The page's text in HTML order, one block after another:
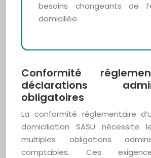
besoins changeants de
domiciliée.
Conformité
déclarations
obligatoires
La conformité réglementaire
domiciliation SASU nécessite
multiples obligations
comptables. Ces